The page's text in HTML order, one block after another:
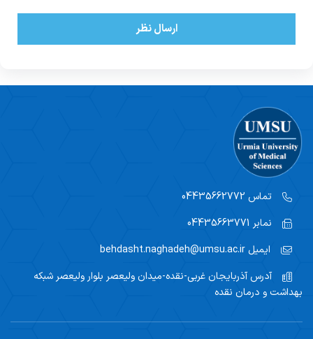
ارسال نظر
تماس
نمابر
ایمیل
آدرس آذربایجان غربی-نقده-میدان ولیعصر بلوار ولیعصر شبکه
بهداشت و درمان نقده